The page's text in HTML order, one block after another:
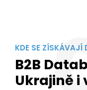
KDE SE ZÍSKÁVAJÍ
B2B
Ukrajině i